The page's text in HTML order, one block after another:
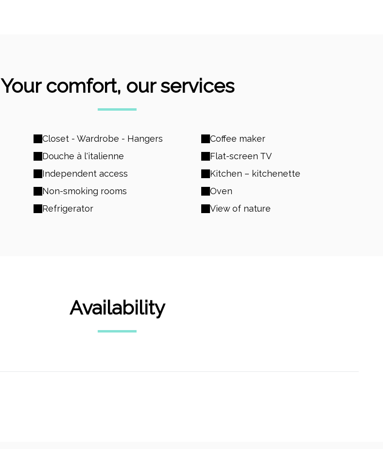
Your comfort, our services
Closet - Wardrobe - Hangers
Coffee maker
Douche à l'italienne
Flat-screen TV
Independent access
Kitchen – kitchenette
Non-smoking rooms
Oven
Refrigerator View of nature
Availability